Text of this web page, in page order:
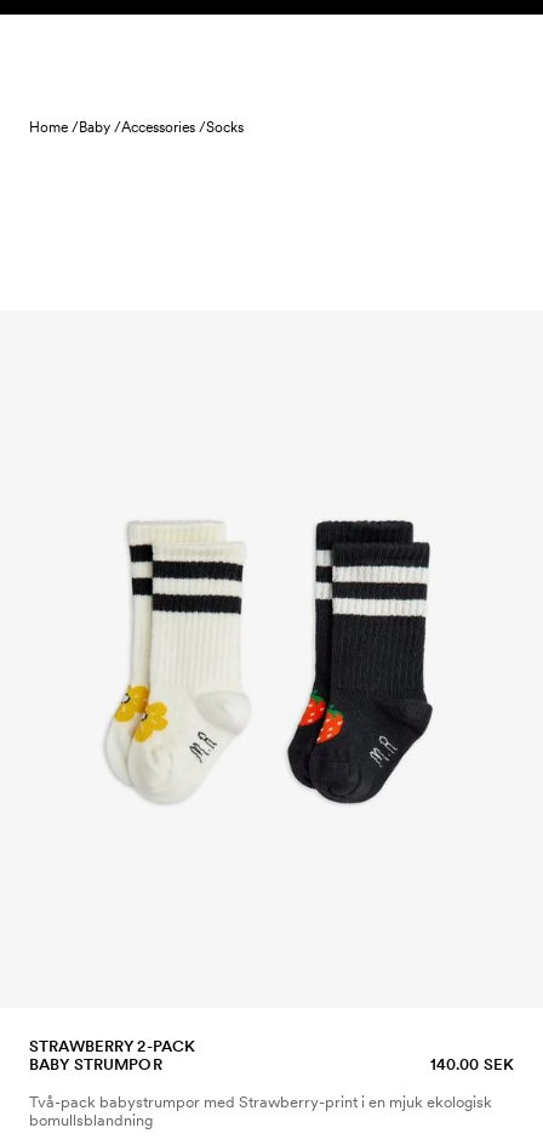
Skip to content
Home /Baby /Accessories /Socks
STRAWBERRY 2-PACK
BABY STRUMPOR
140.00 SEK
Två-pack babystrumpor med Strawberry-print i en mjuk ekologisk
bomullsblandning